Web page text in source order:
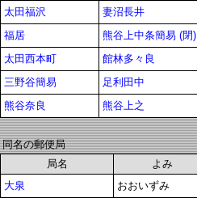
太田福沢
妻沼長井
福居
熊谷上中条簡易 (閉)
太田西本町
館林多々良
三野谷簡易
足利田中
熊谷奈良
熊谷上之
同名の郵便局
局名
よみ
大泉
おおいずみ